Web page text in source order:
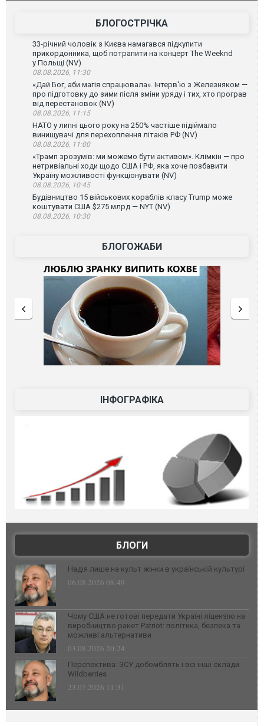
БЛОГОСТРІЧКА
33-річний чоловік з Києва намагався підкупити
прикордонника, щоб потрапити на концерт The Weeknd
у Польщі (NV)
08.08.2026, 11:30
«Дай Бог, аби магія спрацювала». Інтерв'ю з Железняком —
про підготовку до зими після зміни уряду і тих, хто програв
від перестановок (NV)
08.08.2026, 11:15
НАТО у липні цього року на 250% частіше підіймало
винищувачі для перехоплення літаків РФ (NV)
08.08.2026, 11:00
«Трамп зрозумів: ми можемо бути активом». Клімкін — про
нетривіальні ходи щодо США і РФ, яка хоче позбавити
Україну можливості функціонувати (NV)
08.08.2026, 10:45
Будівництво 15 військових кораблів класу Trump може
коштувати США $275 млрд — NYT (NV)
08.08.2026, 10:30
БЛОГОЖАБИ
ІНФОГРАФІКА
БЛОГИ
Надія лише на культ жінки в українській культурі
06.08.2026 08:49
Чому США не готові передати Україні ліцензію на
виробництво ракет Patriot: політика, безпека та
можливі альтернативи
03.08.2026 20:24
Перспектива: ЗСУ добомблять і всі інші склади
Wildberries
23.07.2026 11:31